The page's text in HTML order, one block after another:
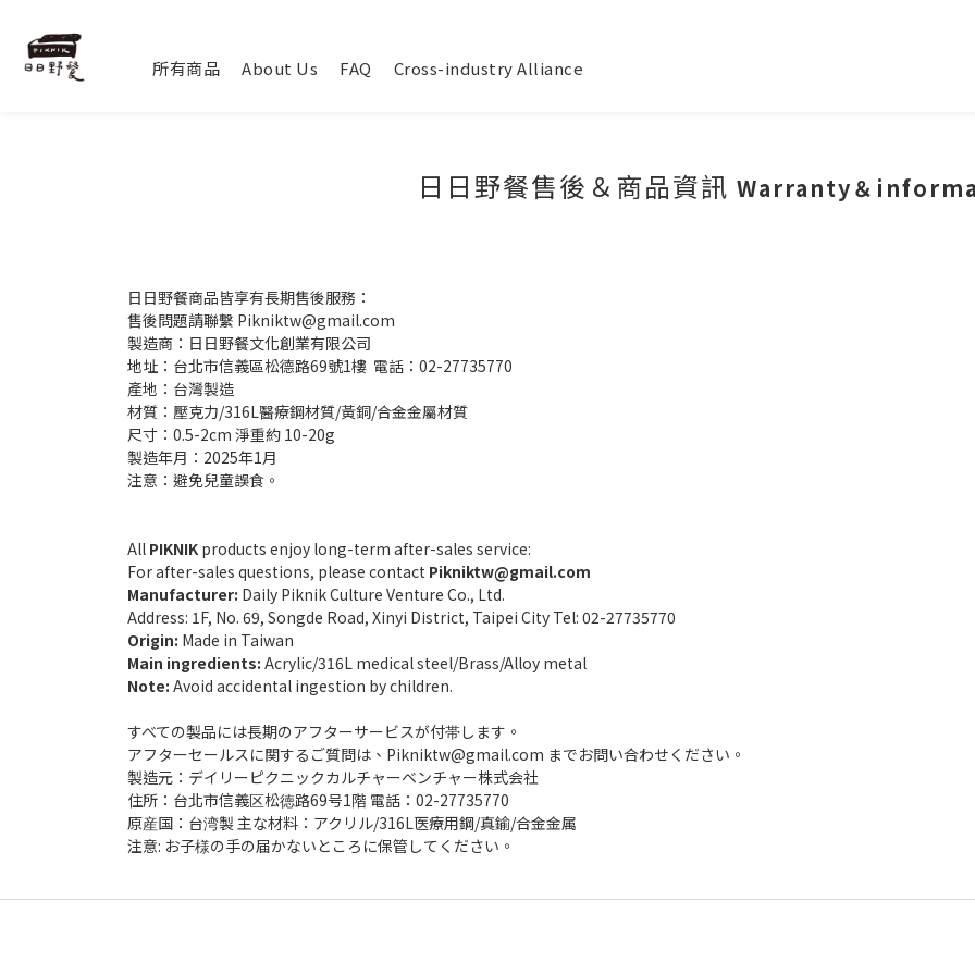
所有商品 About Us FAQ Cross-industry Alliance
日日野餐售後＆商品資訊 Warranty＆
日日野餐商品皆享有長期售後服務：
售後問題請聯繫 Pikniktw@gmail.com
製造商：日日野餐文化創業有限公司
地址：台北市信義區松德路69號1樓 電話：02-27735770
產地：台灣製造
材質：壓克力/316L醫療鋼材質/黃銅/合金金屬材質
尺寸：0.5-2cm 淨重約 10-20g
製造年月：2025年1月
注意：避免兒童誤食。
All PIKNIK products enjoy long-term after-sales service:
For after-sales questions, please contact Pikniktw@gmail.com
Manufacturer: Daily Piknik Culture Venture Co., Ltd.
Address: 1F, No. 69, Songde Road, Xinyi District, Taipei City Tel: 02-27735770
Origin: Made in Taiwan
Main ingredients: Acrylic/316L medical steel/Brass/Alloy metal
Note: Avoid accidental ingestion by children.
すべての製品には長期のアフターサービスが付帯します。
アフターセールスに関するご質問は、Pikniktw@gmail.com までお問い合わせください。
製造元：デイリーピクニックカルチャーベンチャー株式会社
住所：台北市信義区松徳路69号1階 電話：02-27735770
原産国：台湾製 主な材料：アクリル/316L医療用鋼/真鍮/合金金属
注意: お子様の手の届かないところに保管してください。